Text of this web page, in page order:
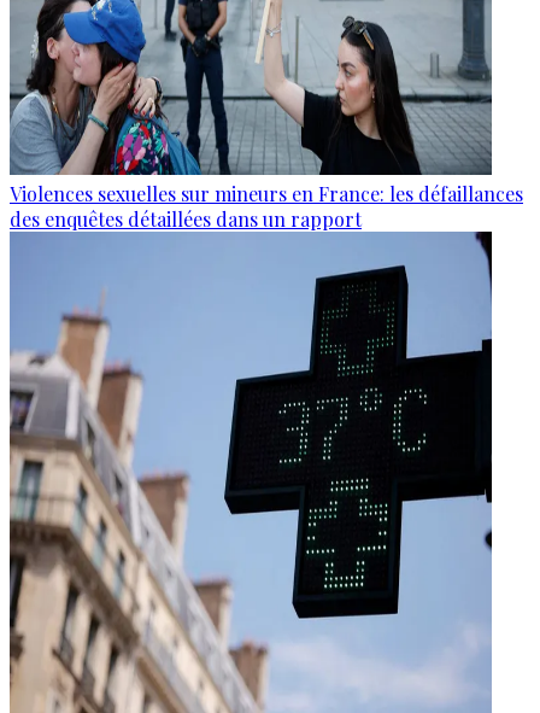
Violences sexuelles sur mineurs en France: les défaillances
des enquêtes détaillées dans un rapport